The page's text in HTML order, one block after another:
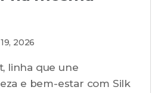
2026
linha que une
e bem-estar com Silk